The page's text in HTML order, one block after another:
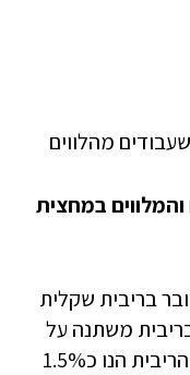
במחצית
היא 7.25%. מדובר בריבית שקלית
ולכן היא מקבילה ל5.75% בריבית משתנה על
פי הפריים בבנק (לרוב מחיר קיבוע הריבית הנו כ1.5%